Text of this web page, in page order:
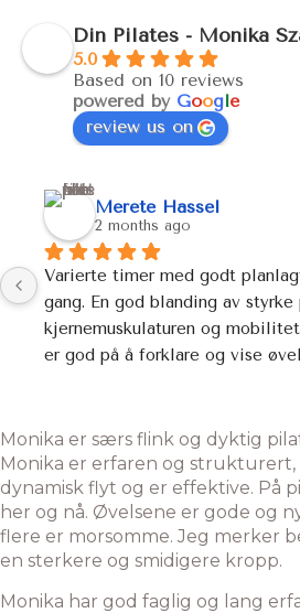
Din Pilates - Monika
5.0
Based on 10 reviews
powered by Google
review us on
Merete Hassel
2 months ago
Varierte timer med godt
gang. En god blanding av styrke
kjernemuskulaturen og
er god på å forklare og vise
Monika er særs flink og dyktig
Monika er erfaren og
dynamisk flyt og er effektive. På
her og nå. Øvelsene er gode og
flere er morsomme. Jeg merker
en sterkere og smidigere kropp.
Monika har god faglig og lang